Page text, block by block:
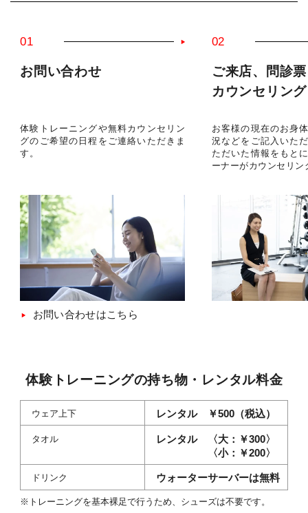
01
お問い合わせ
02
ご来店、問診
カウンセリング
体験トレーニングや無料カウンセリン
グのご希望の日程をご連絡いただきま
す。
お客様の現在のお身
況などをご記入いた
ただいた情報をもと
ーナーがカウンセリン
お問い合わせはこちら
体験トレーニングの持ち物・レンタル料金
ウェア上下 レンタル ￥500（税込）
タオル レンタル
〈大：￥300〉
〈小：￥200〉
ドリンク ウォーターサーバーは無料
※トレーニングを基本裸足で行うため、シューズは不要です。